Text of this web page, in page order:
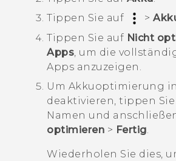
Tippen Sie auf
>
Tippen Sie auf Nicht
Apps, um die
Apps anzuzeigen.
Um Akkuoptimierung
deaktivieren, tippen
Namen und
optimieren > Fertig.
Wiederholen Sie dies,